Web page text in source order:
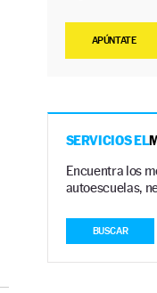
APÚNTATE
SERVICIOS EL
Encuentra los
autoescuelas,
BUSCAR